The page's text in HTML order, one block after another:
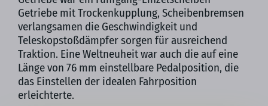
Getriebe mit Trockenkupplung, Scheibenbremsen
verlangsamen die Geschwindigkeit und
Teleskopstoßdämpfer sorgen für ausreichend
Traktion. Eine Weltneuheit war auch die auf eine
Länge von 76 mm einstellbare Pedalposition, die
das Einstellen der idealen Fahrposition
erleichterte.